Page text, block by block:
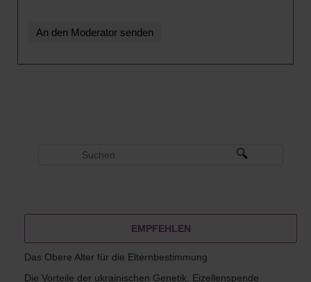
EMPFEHLEN
Das Obere Alter für die Elternbestimmung
Die Vorteile der ukrainischen Genetik. Eizellenspende